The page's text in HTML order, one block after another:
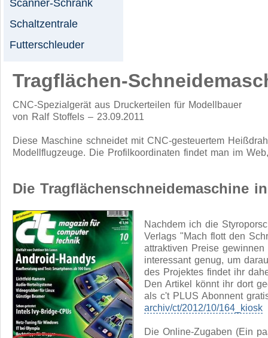
Scanner-Schrank
Schaltzentrale
Futterschleuder
Tragflächen-
CNC-Spezialgerät aus Druckerteilen für Modellbauer
von Ralf Stoffels – 23.09.2011
Diese Maschine schneidet mit CNC-gesteuertem
Modellflugzeuge. Die Profilkoordinaten findet man im
Die Tragflächenschneidemaschine
Nachdem ich die
Verlags "Mach flott den
attraktiven Preise
interessant genug, um
des Projektes findet ihr
Den Artikel könnt ihr dort
als c't PLUS Abonnent
archiv/ct/2012/10/164_kiosk
Die Online-Zugaben (Ein